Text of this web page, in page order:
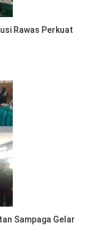
Rawas Perkuat
Sampaga Gelar